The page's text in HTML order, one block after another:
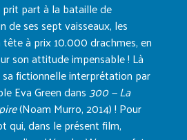
prit part à la bataille de
de ses sept vaisseaux, les
à prix 10.000 drachmes, en
son attitude impensable ! Là
fictionnelle interprétation par
Eva Green dans300 — La
(Noam Murro, 2014) ! Pour
qui, dans le présent film,